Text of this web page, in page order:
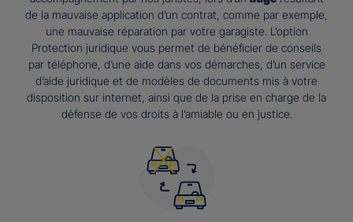
de la mauvaise application d’un contrat, comme par exemple,
une mauvaise réparation par votre garagiste. L’option
Protection juridique vous permet de bénéficier de conseils
par téléphone, d’une aide dans vos démarches, d’un service
d’aide juridique et de modèles de documents mis à votre
disposition sur internet, ainsi que de la prise en charge de la
défense de vos droits à l’amiable ou en justice.